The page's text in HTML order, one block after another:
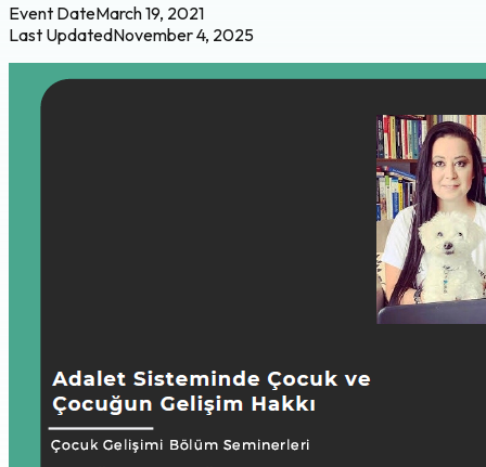
Event DateMarch 19, 2021
Last UpdatedNovember 4, 2025